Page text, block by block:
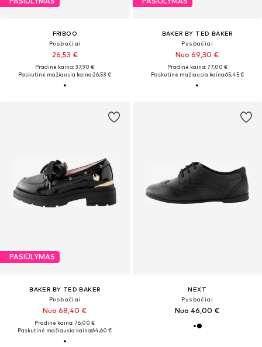
FRIBOO
Pusbačiai
26,53 €
Pradinė kaina: 37,90 €
Paskutinė mažiausia kaina:26,53 €
BAKER BY TED BAKER
Pusbačiai
Nuo 69,30 €
Pradinė kaina: 77,00 €
Paskutinė mažiausia kaina:65,45 €
PASIŪLYMAS
BAKER BY TED BAKER
Pusbačiai
Nuo 68,40 €
Pradinė kaina: 76,00 €
Paskutinė mažiausia kaina:64,60 €
NEXT
Pusbačiai
Nuo 46,00 €